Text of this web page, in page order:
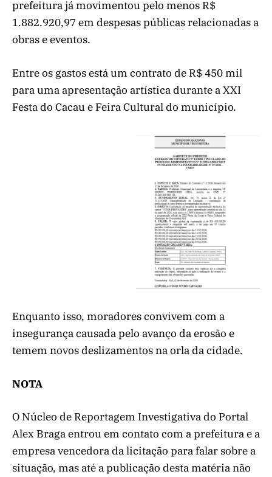
prefeitura já movimentou pelo menos R$
1.882.920,97 em despesas públicas relacionadas a
obras e eventos.
Entre os gastos está um contrato de R$ 450 mil
para uma apresentação artística durante a XXI
Festa do Cacau e Feira Cultural do município.
Enquanto isso, moradores convivem com a
insegurança causada pelo avanço da erosão e
temem novos deslizamentos na orla da cidade.
NOTA
O Núcleo de Reportagem Investigativa do Portal
Alex Braga entrou em contato com a prefeitura e a
empresa vencedora da licitação para falar sobre a
situação, mas até a publicação desta matéria não